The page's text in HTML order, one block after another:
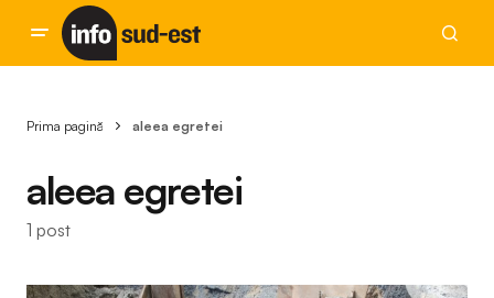
Prima pagină aleea egretei
aleea egretei
1 post